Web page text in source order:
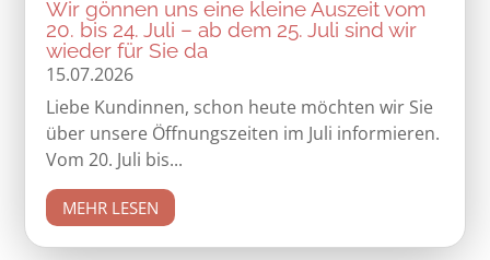
Wir gönnen uns eine kleine Auszeit vom
20. bis 24. Juli – ab dem 25. Juli sind wir
wieder für Sie da
15.07.2026
Liebe Kundinnen, schon heute möchten wir Sie
über unsere Öffnungszeiten im Juli informieren.
Vom 20. Juli bis...
MEHR LESEN